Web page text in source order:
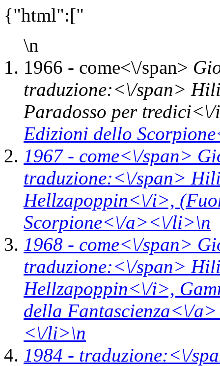
{"html":["
\n
1966 - come<\/span>
traduzione:<\/span>
Paradosso per
Edizioni dello
1967 - come<\/span>
traduzione:<\/span>
Hellzapoppin<\/i>,
Scorpione<\/a><\/li>\n
1968 - come<\/span>
traduzione:<\/span>
Hellzapoppin<\/i>,
della Fantascienza<\/
<\/li>\n
1984 - traduzione:<\/